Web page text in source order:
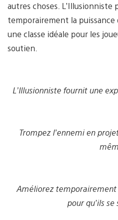
autres choses.
temporairement la puissance
une classe idéale pour les
soutien.
L’Illusionniste fournit une
Trompez l’ennemi en
Améliorez temporairement
pour qu’ils se